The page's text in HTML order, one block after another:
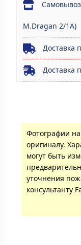
M.Dragan 2/1A)
Доставка
Доставка
Фотографии на
оригиналу.
могут быть
уточнения
консультанту